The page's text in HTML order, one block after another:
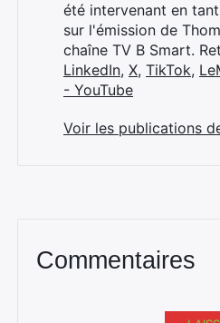
été intervenant en
sur l'émission de
chaîne TV B Smart.
LinkedIn, X, TikTok,
- YouTube
Voir les publications
Commentaires